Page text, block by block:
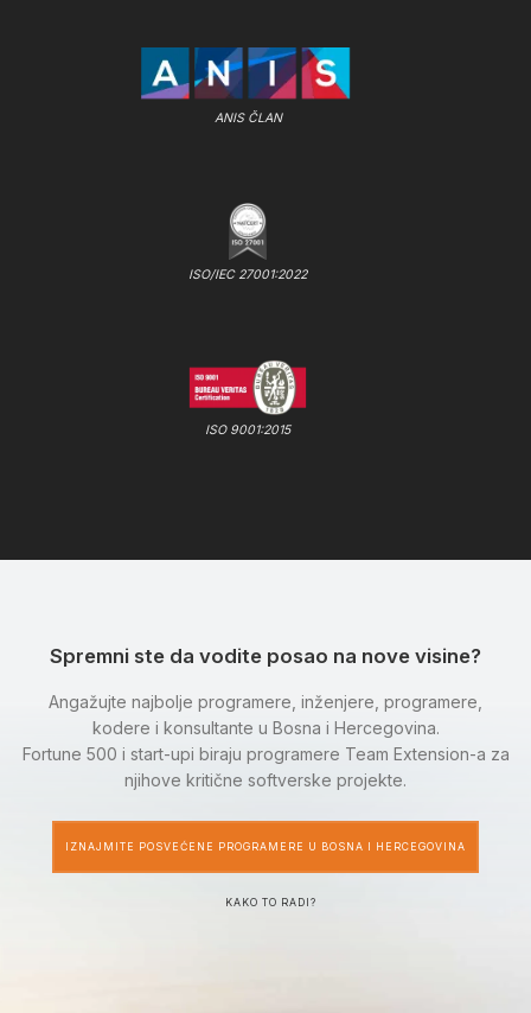
ANIS ČLAN
ISO/IEC 27001:2022
ISO 9001:2015
Spremni ste da vodite posao na nove visine?
Angažujte najbolje programere, inženjere, programere,
kodere i konsultante u Bosna i Hercegovina.
Fortune 500 i start-upi biraju programere Team Extension-a za
njihove kritične softverske projekte.
IZNAJMITE POSVEĆENE PROGRAMERE U BOSNA I HERCEGOVINA
KAKO TO RADI?